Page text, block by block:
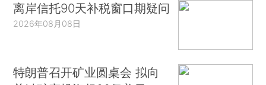
离岸信托90天补税窗口期疑问
2026年08月08日
特朗普召开矿业圆桌会 拟向